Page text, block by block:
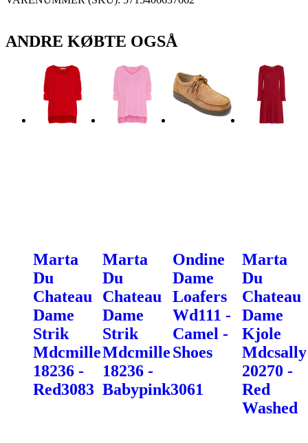
ANDRE KØBTE OGSÅ
Marta
Du
Chateau
Dame
Strik
Mdcmille
18236 -
Red3083
Marta
Du
Chateau
Dame
Strik
Mdcmille
18236 -
Babypink3061
Ondine
Dame
Loafers
Wd111 -
Camel -
Shoes
Marta
Du
Chateau
Dame
Kjole
Mdcsally
20270 -
Red
Washed